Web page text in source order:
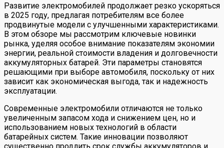
Развитие электромобилей продолжает резко ускоряться
в 2025 году, предлагая потребителям все более
продвинутые модели с улучшенными характеристиками.
В этом обзоре мы рассмотрим ключевые новинки
рынка, уделяя особое внимание показателям экономии
энергии, реальной стоимости владения и долговечности
аккумуляторных батарей. Эти параметры становятся
решающими при выборе автомобиля, поскольку от них
зависит как экономическая выгода, так и надежность
эксплуатации.
Современные электромобили отличаются не только
увеличенным запасом хода и снижением цен, но и
использованием новых технологий в области
батарейных систем. Такие инновации позволяют
существенно продлить срок службы аккумуляторов и